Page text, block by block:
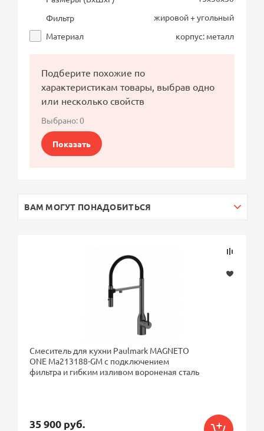
Фильтр
жировой + угольный
Материал
корпус: металл
Подберите похожие по
характеристикам товары, выбрав одно
или несколько свойств
Выбрано:0
Показать
ВАМ МОГУТ ПОНАДОБИТЬСЯ
Смеситель для кухни Paulmark MAGNETO
ONE Ma213188-GM с подключением
фильтра и гибким изливом вороненая сталь
35 900 руб.